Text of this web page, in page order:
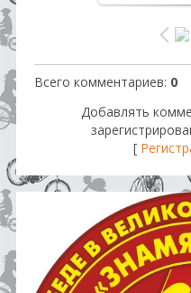
Всего комментариев: 0
Добавлять
[